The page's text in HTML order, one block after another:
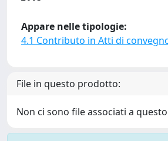
Appare nelle tipologie:
4.1 Contributo in Atti di
File in questo prodotto:
Non ci sono file associati a